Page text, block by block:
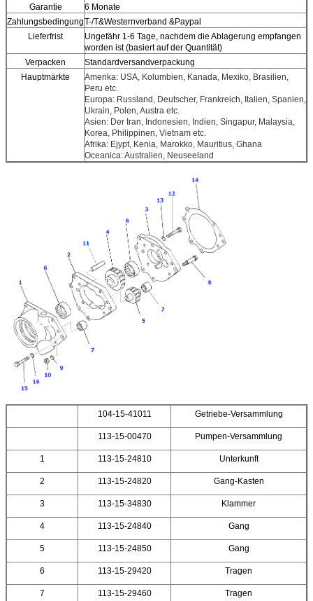
Garantie
6 Monate
ZahlungsbedingungT-/T&Westernverband &Paypal
Lieferfrist
Ungefähr 1-6 Tage, nachdem die Ablagerung empfangen
worden ist (basiert auf der Quantität)
Verpacken
Standardversandverpackung
Hauptmärkte
Amerika: USA, Kolumbien, Kanada, Mexiko, Brasilien,
Peru etc.
Europa: Russland, Deutscher, Frankreich, Italien, Spanien,
Ukrain, Polen, Austra etc.
Asien: Der Iran, Indonesien, Indien, Singapur, Malaysia,
Korea, Philippinen, Vietnam etc.
Afrika: Ejypt, Kenia, Marokko, Mauritius, Ghana
Oceanica: Australien, Neuseeland
104-15-41011 Getriebe-Versammlung
113-15-00470 Pumpen-Versammlung
1 113-15-24810 Unterkunft
2 113-15-24820 Gang-Kasten
3 113-15-34830 Klammer
4 113-15-24840 Gang
5 113-15-24850 Gang
6 113-15-29420 Tragen
7 113-15-29460 Tragen